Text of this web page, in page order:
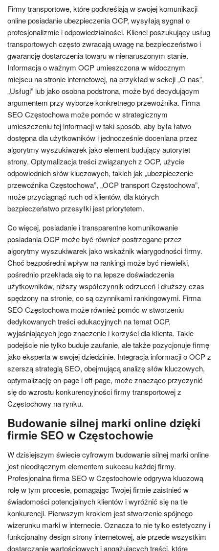
Firmy transportowe, które podkreślają w swojej komunikacji
online posiadanie ubezpieczenia OCP, wysyłają sygnał o
profesjonalizmie i odpowiedzialności. Klienci poszukujący usług
transportowych często zwracają uwagę na bezpieczeństwo i
gwarancję dostarczenia towaru w nienaruszonym stanie.
Informacja o ważnym OCP umieszczona w widocznym
miejscu na stronie internetowej, na przykład w sekcji „O nas”,
„Usługi” lub jako osobna podstrona, może być decydującym
argumentem przy wyborze konkretnego przewoźnika. Firma
SEO Częstochowa może pomóc w strategicznym
umieszczeniu tej informacji w taki sposób, aby była łatwo
dostępna dla użytkowników i jednocześnie doceniana przez
algorytmy wyszukiwarek jako element budujący autorytet
strony. Optymalizacja treści związanych z OCP, użycie
odpowiednich słów kluczowych, takich jak „ubezpieczenie
przewoźnika Częstochowa”, „OCP transport Częstochowa”,
może przyciągnąć ruch od klientów, dla których
bezpieczeństwo przesyłki jest priorytetem.
Co więcej, posiadanie i transparentne komunikowanie
posiadania OCP może być również postrzegane przez
algorytmy wyszukiwarek jako wskaźnik wiarygodności firmy.
Choć bezpośredni wpływ na rankingi może być niewielki,
pośrednio przekłada się to na lepsze doświadczenia
użytkowników, niższy współczynnik odrzuceń i dłuższy czas
spędzony na stronie, co są czynnikami rankingowymi. Firma
SEO Częstochowa może również pomóc w stworzeniu
dedykowanych treści edukacyjnych na temat OCP,
wyjaśniających jego znaczenie i korzyści dla klienta. Takie
podejście nie tylko buduje zaufanie, ale także pozycjonuje firmę
jako eksperta w swojej dziedzinie. Integracja informacji o OCP z
szerszą strategią SEO, obejmującą analizę słów kluczowych,
optymalizację on-page i off-page, może znacząco przyczynić
się do wzrostu konkurencyjności firmy transportowej z
Częstochowy na rynku.
Budowanie silnej marki online dzięki
firmie SEO w Częstochowie
W dzisiejszym świecie cyfrowym budowanie silnej marki online
jest nieodłącznym elementem sukcesu każdej firmy.
Profesjonalna firma SEO w Częstochowie odgrywa kluczową
rolę w tym procesie, pomagając Twojej firmie zaistnieć w
świadomości potencjalnych klientów i wyróżnić się na tle
konkurencji. Pierwszym krokiem jest stworzenie spójnego
wizerunku marki w internecie. Oznacza to nie tylko estetyczny i
funkcjonalny design strony internetowej, ale przede wszystkim
dostarczanie wartościowych i angażujących treści, które